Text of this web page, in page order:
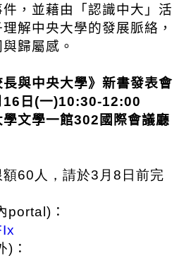
，並藉由「認識中大」活
解中央大學的發展脈絡，
歸屬感。
長與中央大學》新書發表會
16 日 (一)10:30-12:00
文學一館302 國際會議廳
60人，請於3月8日前完
portal) ：
) ：